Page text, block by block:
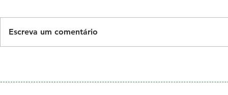
Escreva um comentário